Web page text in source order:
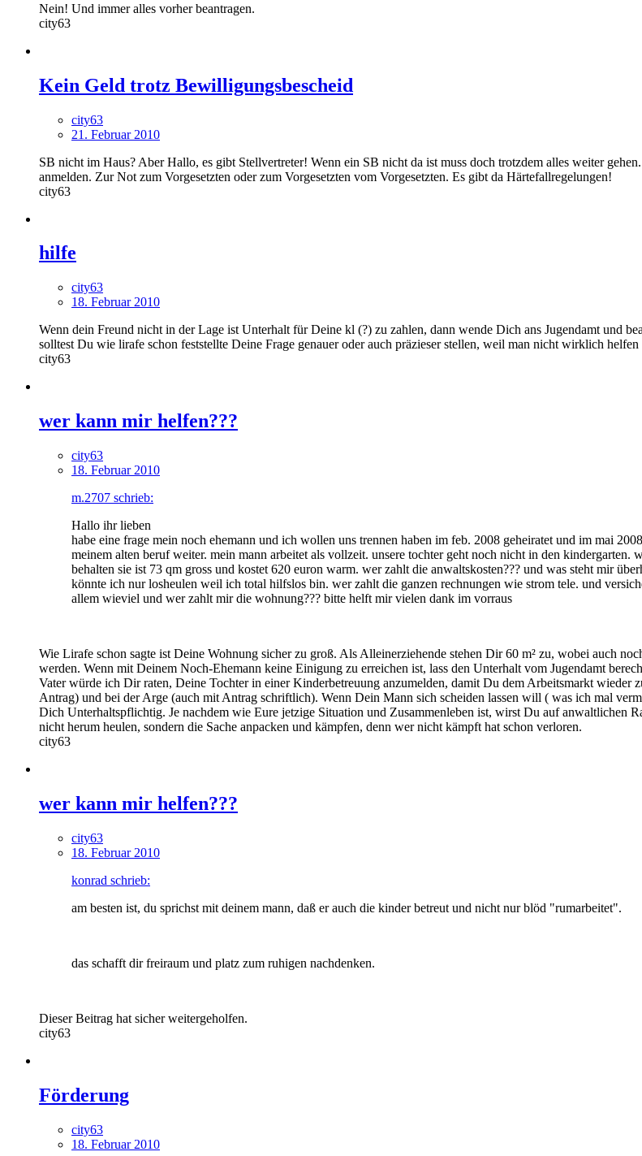
Nein! Und immer alles vorher beantragen.
city63
Kein Geld trotz Bewilligungsbescheid
city63
21. Februar 2010
SB nicht im Haus? Aber Hallo, es gibt Stellvertreter! Wenn ein SB nicht da ist muss doch trotzdem alles weiter
anmelden. Zur Not zum Vorgesetzten oder zum Vorgesetzten vom Vorgesetzten. Es gibt da Härtefallregelungen!
city63
hilfe
city63
18. Februar 2010
Wenn dein Freund nicht in der Lage ist Unterhalt für Deine kl (?) zu zahlen, dann wende Dich ans Jugendamt und
solltest Du wie lirafe schon feststellte Deine Frage genauer oder auch präzieser stellen, weil man nicht wirklich helfen
city63
wer kann mir helfen???
city63
18. Februar 2010
m.2707 schrieb:
Hallo ihr lieben
habe eine frage mein noch ehemann und ich wollen uns trennen haben im feb. 2008 geheiratet und im mai
meinem alten beruf weiter. mein mann arbeitet als vollzeit. unsere tochter geht noch nicht in den
behalten sie ist 73 qm gross und kostet 620 euron warm. wer zahlt die anwaltskosten??? und was steht mir
könnte ich nur losheulen weil ich total hilfslos bin. wer zahlt die ganzen rechnungen wie strom tele. und
allem wieviel und wer zahlt mir die wohnung??? bitte helft mir vielen dank im vorraus
Wie Lirafe schon sagte ist Deine Wohnung sicher zu groß. Als Alleinerziehende stehen Dir 60 m² zu, wobei auch
werden. Wenn mit Deinem Noch-Ehemann keine Einigung zu erreichen ist, lass den Unterhalt vom Jugendamt
Vater würde ich Dir raten, Deine Tochter in einer Kinderbetreuung anzumelden, damit Du dem Arbeitsmarkt
Antrag) und bei der Arge (auch mit Antrag schriftlich). Wenn Dein Mann sich scheiden lassen will ( was ich mal
Dich Unterhaltspflichtig. Je nachdem wie Eure jetzige Situation und Zusammenleben ist, wirst Du auf anwaltlichen
nicht herum heulen, sondern die Sache anpacken und kämpfen, denn wer nicht kämpft hat schon verloren.
city63
wer kann mir helfen???
city63
18. Februar 2010
konrad schrieb:
am besten ist, du sprichst mit deinem mann, daß er auch die kinder betreut und nicht nur blöd "rumarbeitet".
das schafft dir freiraum und platz zum ruhigen nachdenken.
Dieser Beitrag hat sicher weitergeholfen.
city63
Förderung
city63
18. Februar 2010